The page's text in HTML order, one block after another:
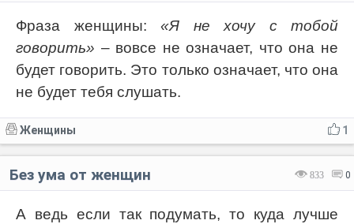
Фраза женщины: «Я не хочу с тобой
говорить» – вовсе не означает, что она не
будет говорить. Это только означает, что она
не будет тебя слушать.
1
Женщины
833 0
Без ума от женщин
А ведь если так подумать, то куда лучше